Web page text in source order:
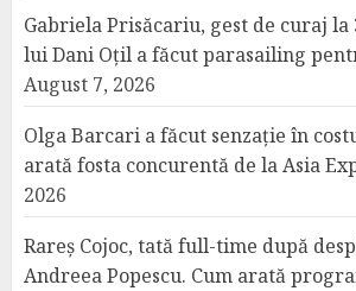
Gabriela Prisăcariu, gest de curaj la
lui Dani Oțil a făcut parasailing
August 7, 2026
Olga Barcari a făcut senzație în
arată fosta concurentă de la Asia
2026
Rareș Cojoc, tată full-time după
Andreea Popescu. Cum arată